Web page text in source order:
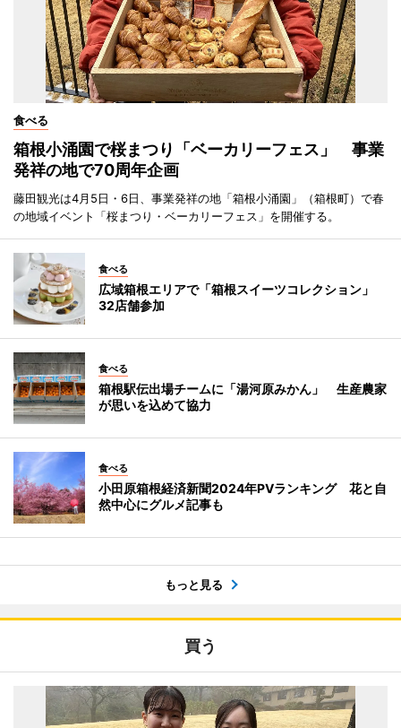
食べる
箱根小涌園で桜まつり「ベーカリーフェス」 事業
発祥の地で70周年企画
藤田観光は4月5日・6日、事業発祥の地「箱根小涌園」（箱根町）で春
の地域イベント「桜まつり・ベーカリーフェス」を開催する。
食べる
広域箱根エリアで「箱根スイーツコレクション」
32店舗参加
食べる
箱根駅伝出場チームに「湯河原みかん」 生産農家
が思いを込めて協力
食べる
小田原箱根経済新聞2024年PVランキング 花と自
然中心にグルメ記事も
もっと見る
買う